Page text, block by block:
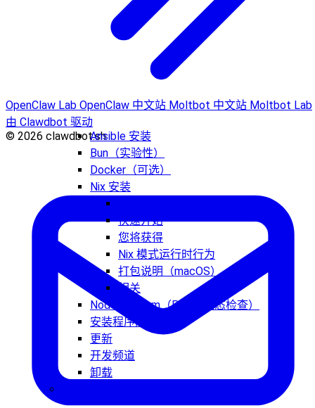
Ansible 安装
Bun（实验性）
Docker（可选）
Nix 安装
快速开始
您将获得
Nix 模式运行时行为
打包说明（macOS）
相关
Node.js + npm（PATH 状态检查）
安装程序内部原理
更新
开发频道
卸载
OpenClaw Lab OpenClaw 中文站 Moltbot 中文站 Moltbot Lab
由 Clawdbot 驱动
© 2026 clawdbot.sh